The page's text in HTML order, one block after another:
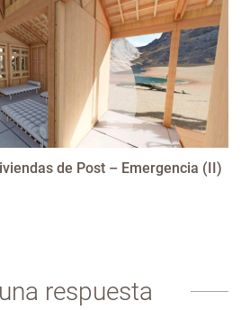
de Post – Emergencia (II)
respuesta